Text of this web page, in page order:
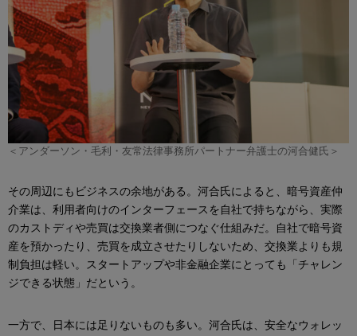
＜アンダーソン・毛利・友常法律事務所パートナー弁護士の河合健氏＞
その周辺にもビジネスの余地がある。河合氏によると、暗号資産仲
介業は、利用者向けのインターフェースを自社で持ちながら、実際
のカストディや売買は交換業者側につなぐ仕組みだ。自社で暗号資
産を預かったり、売買を成立させたりしないため、交換業よりも規
制負担は軽い。スタートアップや非金融企業にとっても「チャレン
ジできる状態」だという。
一方で、日本には足りないものも多い。河合氏は、安全なウォレッ